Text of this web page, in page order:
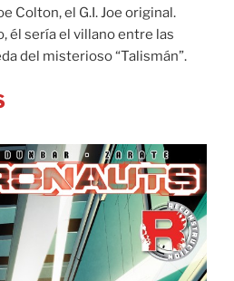
Colton, el G.I. Joe original.
él sería el villano entre las
del misterioso “Talismán”.